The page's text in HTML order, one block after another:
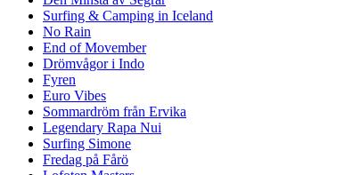
Surfing & Camping in Iceland
No Rain
End of Movember
Drömvågor i Indo
Fyren
Euro Vibes
Sommardröm från Ervika
Legendary Rapa Nui
Surfing Simone
Fredag på Fårö